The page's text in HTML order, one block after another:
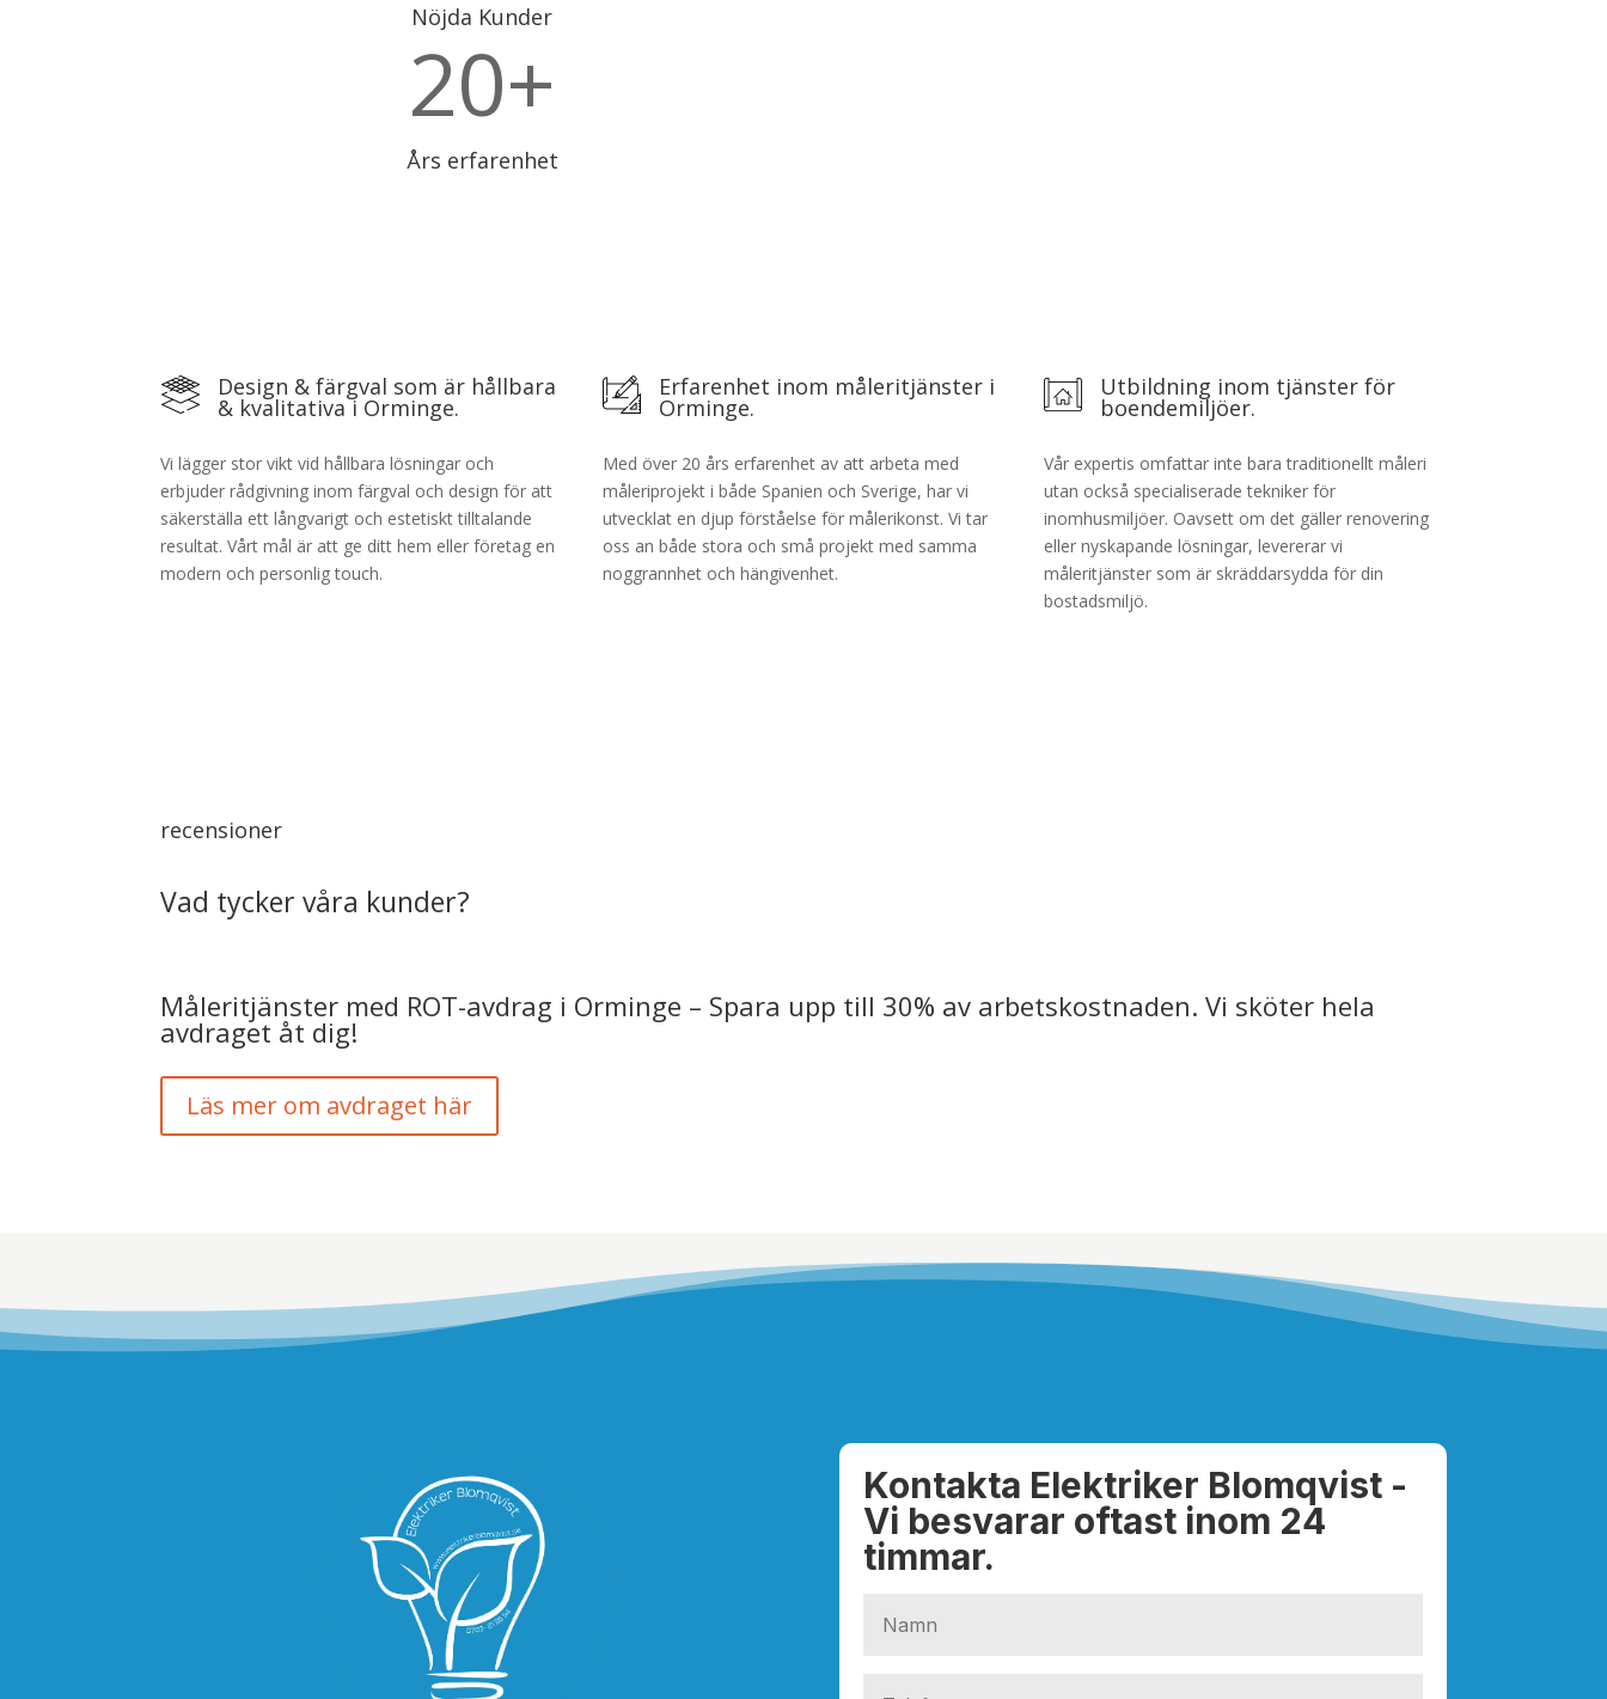
Nöjda Kunder
20+
Års erfarenhet
Design & färgval som är hållbara
& kvalitativa i Orminge.
Vi lägger stor vikt vid hållbara lösningar och
erbjuder rådgivning inom färgval och design för att
säkerställa ett långvarigt och estetiskt tilltalande
resultat. Vårt mål är att ge ditt hem eller företag en
modern och personlig touch.
Erfarenhet inom måleritjänster i
Orminge.
Med över 20 års erfarenhet av att arbeta med
måleriprojekt i både Spanien och Sverige, har vi
utvecklat en djup förståelse för målerikonst. Vi tar
oss an både stora och små projekt med samma
noggrannhet och hängivenhet.
Utbildning inom tjänster för
boendemiljöer.
Vår expertis omfattar inte bara traditionellt måleri
utan också specialiserade tekniker för
inomhusmiljöer. Oavsett om det gäller renovering
eller nyskapande lösningar, levererar vi
måleritjänster som är skräddarsydda för din
bostadsmiljö.
recensioner
Vad tycker våra kunder?
Måleritjänster med ROT-avdrag i Orminge – Spara upp till 30% av arbetskostnaden. Vi sköter hela
avdraget åt dig!
Läs mer om avdraget här
Kontakta Elektriker Blomqvist -
Vi besvarar oftast inom 24
timmar.